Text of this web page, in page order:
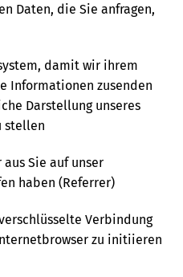
Daten, die Sie anfragen,
damit wir ihrem
Informationen zusenden
Darstellung unseres
stellen
Sie auf unser
haben (Referrer)
Verbindung
zu initiieren